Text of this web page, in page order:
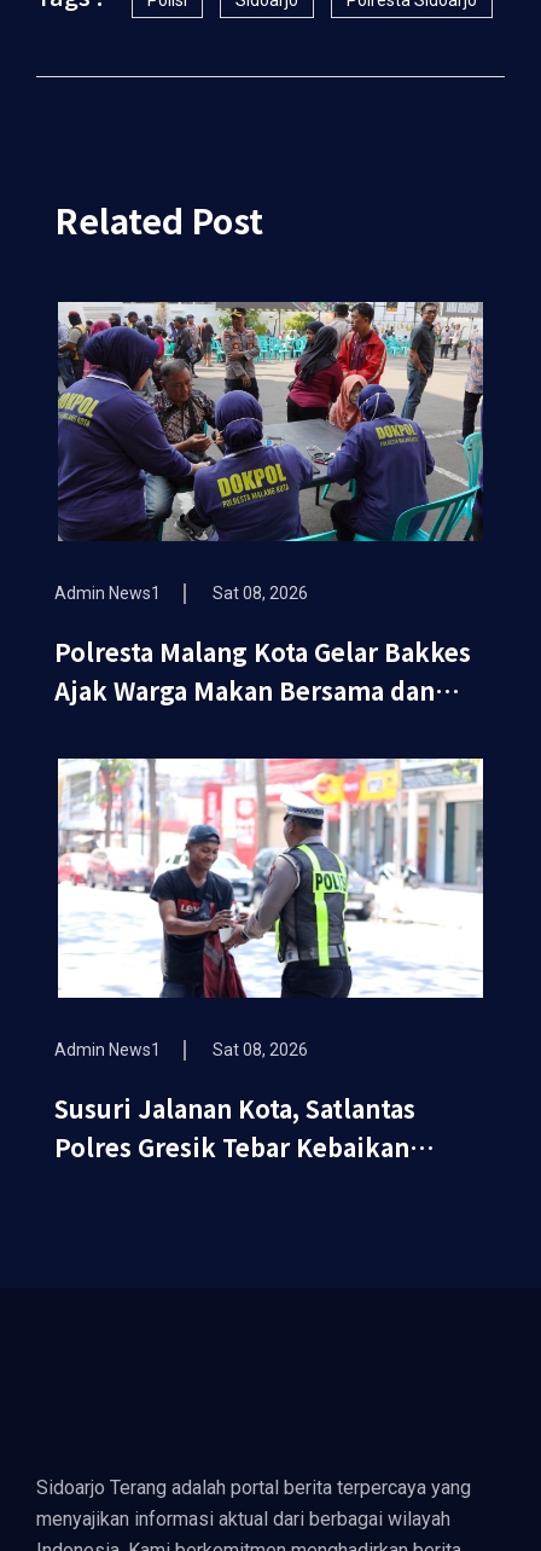
Related Post
Admin News1 Sat 08, 2026
Polresta Malang Kota Gelar Bakkes
Ajak Warga Makan Bersama dan
Admin News1 Sat 08, 2026
Susuri Jalanan Kota, Satlantas
Polres Gresik Tebar Kebaikan
Sidoarjo Terang adalah portal berita terpercaya yang
menyajikan informasi aktual dari berbagai wilayah